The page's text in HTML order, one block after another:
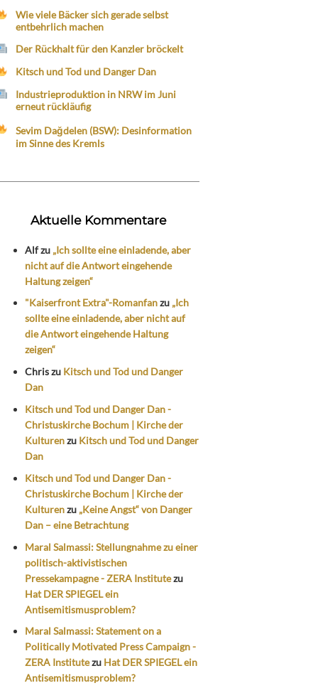
Wie viele Bäcker sich gerade selbst
entbehrlich machen
Der Rückhalt für den Kanzler bröckelt
Kitsch und Tod und Danger Dan
Industrieproduktion in NRW im Juni
erneut rückläufig
Sevim Dağdelen (BSW): Desinformation
im Sinne des Kremls
Aktuelle Kommentare
Alfzu „Ich sollte eine einladende, aber
nicht auf die Antwort eingehende
Haltung zeigen“
"Kaiserfront Extra"-Romanfanzu „Ich
sollte eine einladende, aber nicht auf
die Antwort eingehende Haltung
zeigen“
Chriszu Kitsch und Tod und Danger
Dan
Kitsch und Tod und Danger Dan -
Christuskirche Bochum | Kirche der
Kulturenzu Kitsch und Tod und Danger
Dan
Kitsch und Tod und Danger Dan -
Christuskirche Bochum | Kirche der
Kulturenzu „Keine Angst“ von Danger
Dan – eine Betrachtung
Maral Salmassi: Stellungnahme zu einer
politisch-aktivistischen
Pressekampagne - ZERA Institutezu
Hat DER SPIEGEL ein
Antisemitismusproblem?
Maral Salmassi: Statement on a
Politically Motivated Press Campaign -
ZERA Institutezu Hat DER SPIEGEL ein
Antisemitismusproblem?